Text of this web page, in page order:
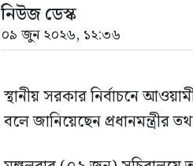
নিউজ ডেস্ক
০৯ জুন ২০২৬, ১২:৩৬
স্থানীয় সরকার নির্বাচনে
বলে জানিয়েছেন প্রধানমন্ত্রীর